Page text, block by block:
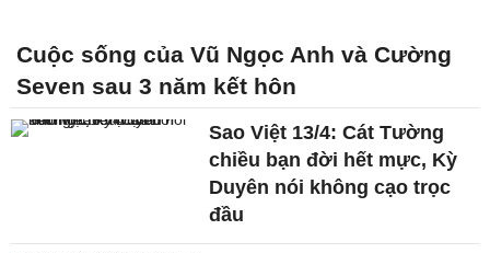
Cuộc sống của Vũ Ngọc Anh và Cường
Seven sau 3 năm kết hôn
Sao Việt 13/4: Cát Tường
chiều bạn đời hết mực, Kỳ
Duyên nói không cạo trọc
đầu